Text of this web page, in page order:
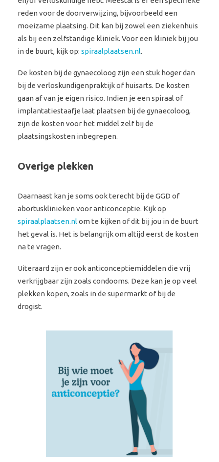
reden voor de doorverwijzing, bijvoorbeeld een
moeizame plaatsing. Dit kan bij zowel een ziekenhuis
als bij een zelfstandige kliniek. Voor een kliniek bij jou
in de buurt, kijk op: spiraalplaatsen.nl.
De kosten bij de gynaecoloog zijn een stuk hoger dan
bij de verloskundigenpraktijk of huisarts. De kosten
gaan af van je eigen risico. Indien je een spiraal of
implantatiestaafje laat plaatsen bij de gynaecoloog,
zijn de kosten voor het middel zelf bij de
plaatsingskosten inbegrepen.
Overige plekken
Daarnaast kan je soms ook terecht bij de GGD of
abortusklinieken voor anticonceptie. Kijk op
spiraalplaatsen.nl om te kijken of dit bij jou in de buurt
het geval is. Het is belangrijk om altijd eerst de kosten
na te vragen.
Uiteraard zijn er ook anticonceptiemiddelen die vrij
verkrijgbaar zijn zoals condooms. Deze kan je op veel
plekken kopen, zoals in de supermarkt of bij de
drogist.